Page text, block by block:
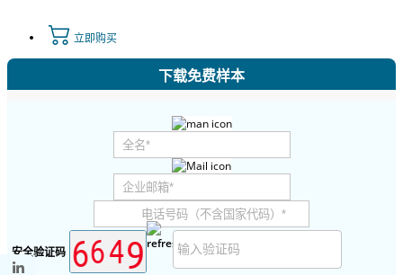
立即购买
下载免费样本
安全验证码